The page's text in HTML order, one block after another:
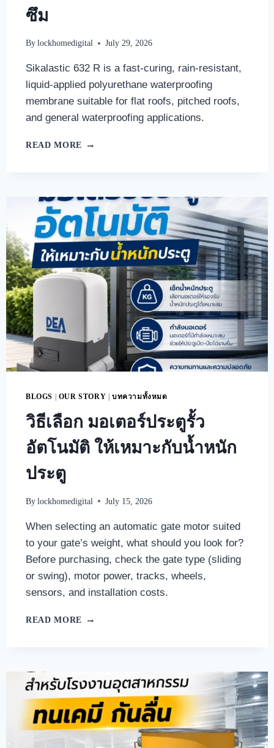
ซึม
By lockhomedigital July 29, 2026
Sikalastic 632 R is a fast-curing, rain-resistant,
liquid-applied polyurethane waterproofing
membrane suitable for flat roofs, pitched roofs,
and general waterproofing applications.
READ MORE
BLOGS | OUR STORY | บทความทั้งหมด
วิธีเลือก มอเตอร์ประตูรั้ว
อัตโนมัติ ให้เหมาะกับน้ำหนัก
ประตู
By lockhomedigital July 15, 2026
When selecting an automatic gate motor suited
to your gate’s weight, what should you look for?
Before purchasing, check the gate type (sliding
or swing), motor power, tracks, wheels,
sensors, and installation costs.
READ MORE